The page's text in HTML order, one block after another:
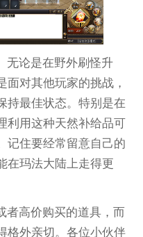
无论是在野外刷怪升
对其他玩家的挑战，
持最佳状态。特别是在
利用这种天然补给品可
记住要经常留意自己的
在玛法大陆上走得更
者高价购买的道具，而
格外亲切。各位小伙伴